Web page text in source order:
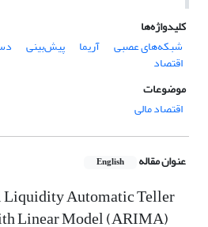
کلیدواژه‌ها
شبکه‌های عصبی
آریما پیش‌بینی
اقتصاد
موضوعات
اقتصاد مالی
عنوان مقاله English
Liquidity Automatic Teller
Linear Model (ARIMA)